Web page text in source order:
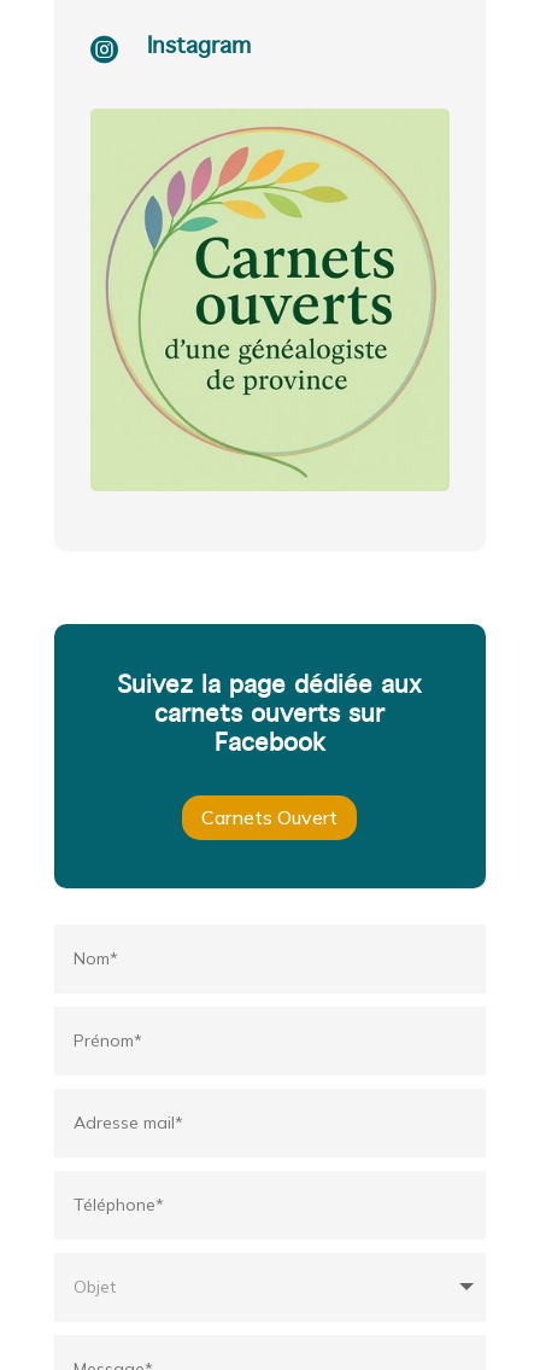
 Instagram
Suivez la page dédiée aux
carnets ouverts sur
Facebook
Carnets Ouvert